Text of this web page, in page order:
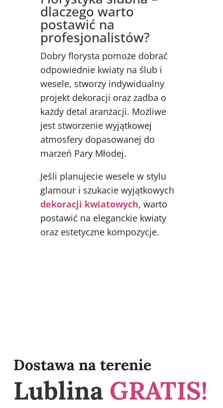
dlaczego warto
postawić na
profesjonalistów?
Dobry florysta pomoże dobrać
odpowiednie kwiaty na ślub i
wesele, stworzy indywidualny
projekt dekoracji oraz zadba o
każdy detal aranżacji. Możliwe
jest stworzenie wyjątkowej
atmosfery dopasowanej do
marzeń Pary Młodej.
Jeśli planujecie wesele w stylu
glamour i szukacie wyjątkowych
dekoracji kwiatowych, warto
postawić na eleganckie kwiaty
oraz estetyczne kompozycje.
Dostawa na terenie
Lublina GRATIS!